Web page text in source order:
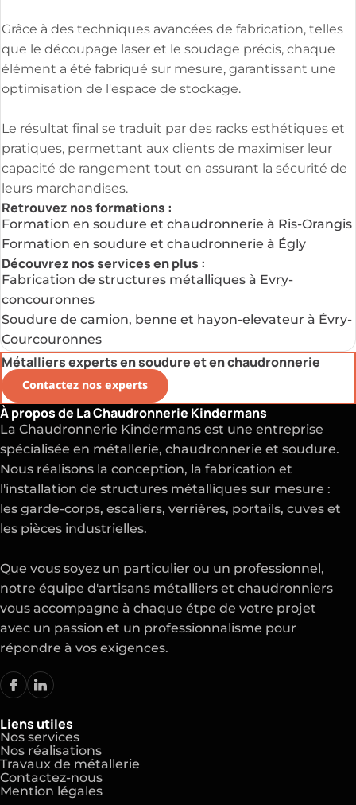
Grâce à des techniques avancées de fabrication, telles
que le découpage laser et le soudage précis, chaque
élément a été fabriqué sur mesure, garantissant une
optimisation de l'espace de stockage.
Le résultat final se traduit par des racks esthétiques et
pratiques, permettant aux clients de maximiser leur
capacité de rangement tout en assurant la sécurité de
leurs marchandises.
Retrouvez nos formations :
Formation en soudure et chaudronnerie à Ris-Orangis
Formation en soudure et chaudronnerie à Égly
Découvrez nos services en plus :
Fabrication de structures métalliques à Evry-
concouronnes
Soudure de camion, benne et hayon-elevateur à Évry-
Courcouronnes
Métalliers experts en soudure et en chaudronnerie
Contactez nos experts
À propos de La Chaudronnerie Kindermans
La Chaudronnerie Kindermans est une entreprise
spécialisée en métallerie, chaudronnerie et soudure.
Nous réalisons la conception, la fabrication et
l'installation de structures métalliques sur mesure :
les garde-corps, escaliers, verrières, portails, cuves et
les pièces industrielles.
Que vous soyez un particulier ou un professionnel,
notre équipe d'artisans métalliers et chaudronniers
vous accompagne à chaque étpe de votre projet
avec un passion et un professionnalisme pour
répondre à vos exigences.
Liens utiles
Nos services
Nos réalisations
Travaux de métallerie
Contactez-nous
Mention légales